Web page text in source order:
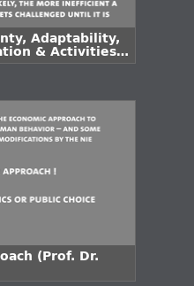
Adaptability,
& Activities.
(Prof. Dr.
(Prof. Dr.